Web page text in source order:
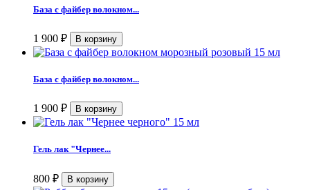
База с файбер волокном...
1 900 ₽
База с файбер волокном...
1 900 ₽
Гель лак "Чернее...
800 ₽